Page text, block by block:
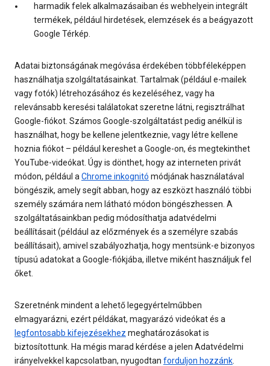
harmadik felek alkalmazásaiban és webhelyein integrált
termékek, például hirdetések, elemzések és a beágyazott
Google Térkép.
Adatai biztonságának megóvása érdekében többféleképpen
használhatja szolgáltatásainkat. Tartalmak (például e-mailek
vagy fotók) létrehozásához és kezeléséhez, vagy ha
relevánsabb keresési találatokat szeretne látni, regisztrálhat
Google-fiókot. Számos Google-szolgáltatást pedig anélkül is
használhat, hogy be kellene jelentkeznie, vagy létre kellene
hoznia fiókot – például kereshet a Google-on, és megtekinthet
YouTube-videókat. Úgy is dönthet, hogy az interneten privát
módon, például a Chrome inkognitó módjának használatával
böngészik, amely segít abban, hogy az eszközt használó többi
személy számára nem látható módon böngészhessen. A
szolgáltatásainkban pedig módosíthatja adatvédelmi
beállításait (például az előzmények és a személyre szabás
beállításait), amivel szabályozhatja, hogy mentsünk-e bizonyos
típusú adatokat a Google-fiókjába, illetve miként használjuk fel
őket.
Szeretnénk mindent a lehető legegyértelműbben
elmagyarázni, ezért példákat, magyarázó videókat és a
legfontosabb kifejezésekhez meghatározásokat is
biztosítottunk. Ha mégis marad kérdése a jelen Adatvédelmi
irányelvekkel kapcsolatban, nyugodtan forduljon hozzánk